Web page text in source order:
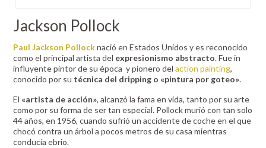
Jackson Pollock
Paul Jackson Pollocknació en Estados Unidos y es reconocido
como el principal artista del expresionismo abstracto. Fue in
influyente pintor de su época y pionero delaction painting,
conocido por su técnica del dripping o «pintura por goteo».
El «artista de acción», alcanzó la fama en vida, tanto por su arte
como por su forma de ser tan especial. Pollock murió con tan solo
44 años, en 1956, cuando sufrió un accidente de coche en el que
chocó contra un árbol a pocos metros de su casa mientras
conducía ebrio.